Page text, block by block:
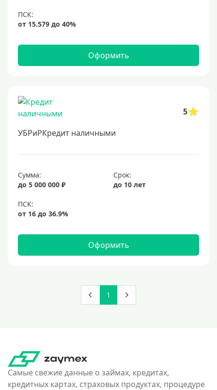
Оформить
5
УБРиРКредит наличными
Сумма:
до 5 000 000 ₽
Срок:
до 10 лет
Оформить
1
Самые свежие данные о займах, кредитах,
кредитных картах, страховых продуктах, процедуре